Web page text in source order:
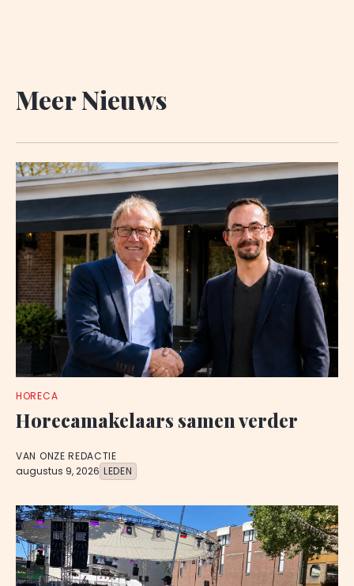
Meer Nieuws
HORECA
Horecamakelaars samen verder
VAN ONZE REDACTIE
augustus 9, 2026 LEDEN